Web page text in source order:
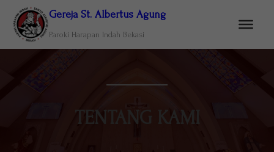
Gereja St. Albertus Agung
Paroki Harapan Indah Bekasi
TENTANG KAMI